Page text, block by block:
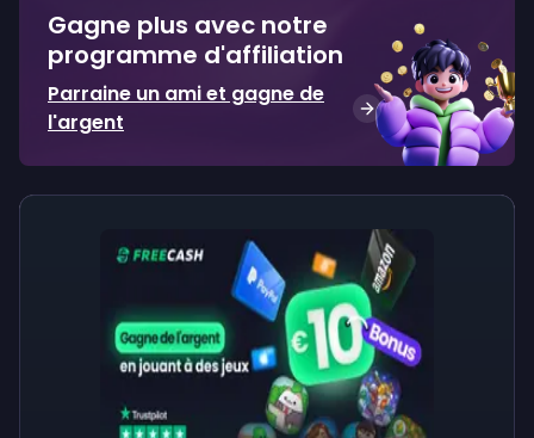
Gagne plus avec notre
programme d'affiliation
Parraine un ami et gagne de
l'argent